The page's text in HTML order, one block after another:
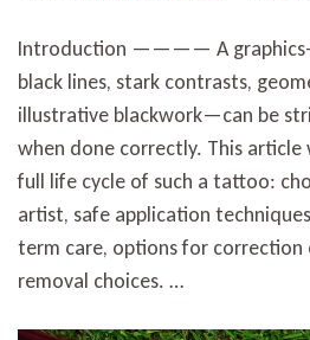
Introduction ———— A
black lines, stark contrasts,
illustrative blackwork—can be
when done correctly. This
full life cycle of such a tattoo:
artist, safe application
term care, options for correction
removal choices. …